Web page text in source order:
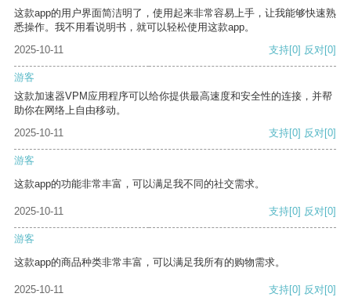
这款app的用户界面简洁明了，使用起来非常容易上手，让我能够快速熟
悉操作。我不用看说明书，就可以轻松使用这款app。
2025-10-11
支持[0] 反对[0]
游客
这款加速器VPM应用程序可以给你提供最高速度和安全性的连接，并帮
助你在网络上自由移动。
2025-10-11
支持[0] 反对[0]
游客
这款app的功能非常丰富，可以满足我不同的社交需求。
2025-10-11 支持[0] 反对[0]
游客
这款app的商品种类非常丰富，可以满足我所有的购物需求。
2025-10-11 支持[0] 反对[0]